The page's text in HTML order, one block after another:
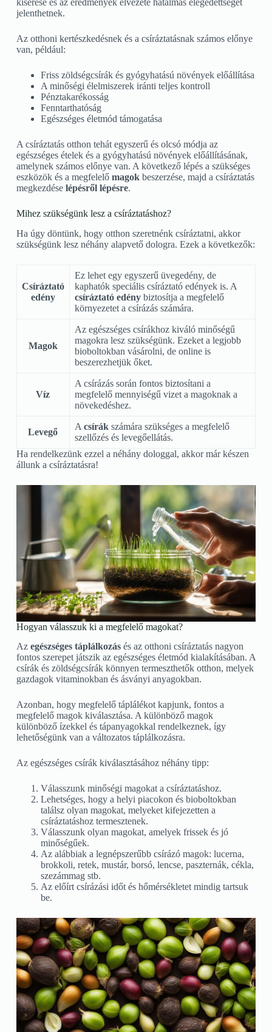
jelenthetnek.
Az otthoni kertészkedésnek és a csíráztatásnak számos előnye
van, például:
Friss zöldségcsírák és gyógyhatású növények előállítása
A minőségi élelmiszerek iránti teljes kontroll
Pénztakarékosság
Fenntarthatóság
Egészséges életmód támogatása
A csíráztatás otthon tehát egyszerű és olcsó módja az
egészséges ételek és a gyógyhatású növények előállításának,
amelynek számos előnye van. A következő lépés a szükséges
eszközök és a megfelelő magokbeszerzése, majd a csíráztatás
megkezdése lépésről lépésre.
Mihez szükségünk lesz a csíráztatáshoz?
Ha úgy döntünk, hogy otthon szeretnénk csíráztatni, akkor
szükségünk lesz néhány alapvető dologra. Ezek a következők:
Csíráztató
edény
Ez lehet egy egyszerű üvegedény, de
kaphatók speciális csíráztató edények is. A
csíráztató edénybiztosítja a megfelelő
környezetet a csírázás számára.
Magok
Az egészséges csírákhoz kiváló minőségű
magokra lesz szükségünk. Ezeket a legjobb
bioboltokban vásárolni, de online is
beszerezhetjük őket.
Víz
A csírázás során fontos biztosítani a
megfelelő mennyiségű vizet a magoknak a
növekedéshez.
Levegő
A csírákszámára szükséges a megfelelő
szellőzés és levegőellátás.
Ha rendelkezünk ezzel a néhány dologgal, akkor már készen
állunk a csíráztatásra!
Hogyan válasszuk ki a megfelelő magokat?
Az egészséges táplálkozásés az otthoni csíráztatás nagyon
fontos szerepet játszik az egészséges életmód kialakításában. A
csírák és zöldségcsírák könnyen termeszthetők otthon, melyek
gazdagok vitaminokban és ásványi anyagokban.
Azonban, hogy megfelelő táplálékot kapjunk, fontos a
megfelelő magok kiválasztása. A különböző magok
különböző ízekkel és tápanyagokkal rendelkeznek, így
lehetőségünk van a változatos táplálkozásra.
Az egészséges csírák kiválasztásához néhány tipp:
Válasszunk minőségi magokat a csíráztatáshoz.
Lehetséges, hogy a helyi piacokon és bioboltokban
találsz olyan magokat, melyeket kifejezetten a
csíráztatáshoz termesztenek.
Válasszunk olyan magokat, amelyek frissek és jó
minőségűek.
Az alábbiak a legnépszerűbb csírázó magok: lucerna,
brokkoli, retek, mustár, borsó, lencse, paszternák, cékla,
szezámmag stb.
Az előírt csírázási időt és hőmérsékletet mindig tartsuk
be.